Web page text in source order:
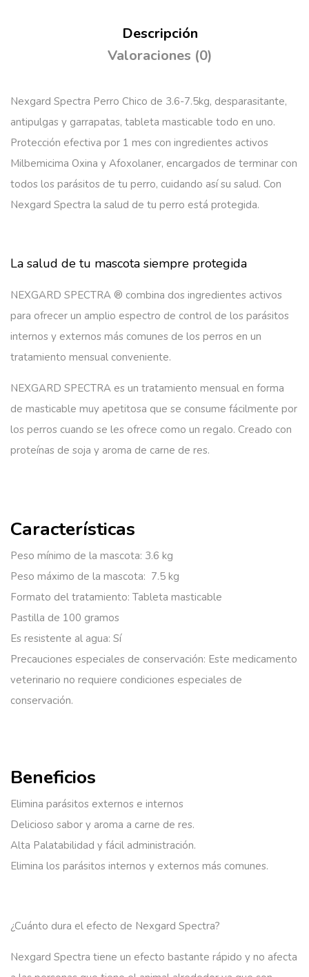
Descripción
Valoraciones (0)
Nexgard Spectra Perro Chico de 3.6-7.5kg, desparasitante,
antipulgas y garrapatas, tableta masticable todo en uno.
Protección efectiva por 1 mes con ingredientes activos
Milbemicima Oxina y Afoxolaner, encargados de terminar con
todos los parásitos de tu perro, cuidando así su salud. Con
Nexgard Spectra la salud de tu perro está protegida.
La salud de tu mascota siempre protegida
NEXGARD SPECTRA ® combina dos ingredientes activos
para ofrecer un amplio espectro de control de los parásitos
internos y externos más comunes de los perros en un
tratamiento mensual conveniente.
NEXGARD SPECTRA es un tratamiento mensual en forma
de masticable muy apetitosa que se consume fácilmente por
los perros cuando se les ofrece como un regalo. Creado con
proteínas de soja y aroma de carne de res.
Características
Peso mínimo de la mascota: 3.6 kg
Peso máximo de la mascota: 7.5 kg
Formato del tratamiento: Tableta masticable
Pastilla de 100 gramos
Es resistente al agua: Sí
Precauciones especiales de conservación: Este medicamento
veterinario no requiere condiciones especiales de
conservación.
Beneficios
Elimina parásitos externos e internos
Delicioso sabor y aroma a carne de res.
Alta Palatabilidad y fácil administración.
Elimina los parásitos internos y externos más comunes.
¿Cuánto dura el efecto de Nexgard Spectra?
Nexgard Spectra tiene un efecto bastante rápido y no afecta